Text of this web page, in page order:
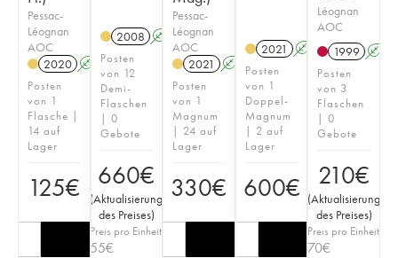
Pessac-
Léognan
AOC
2020 A T
Posten
von 1
Flasche |
14 auf
Lager
125€
2008 A T
Posten
von 12
Demi-
Flaschen
| 0
Gebote
660€
(Aktualisierung
des Preises)
Preis pro Einheit
55€
Pessac-
Léognan
AOC
2021
A T
Posten
von 1
Magnum
| 24 auf
Lager
330€
2021 A T
Posten
von 1
Doppel-
Magnum
| 2 auf
Lager
600€
Léognan
AOC
1999 A
Posten
von 3
Flaschen
| 0
Gebote
210€
(Aktualisierung
des Preises)
Preis pro Einheit
70€